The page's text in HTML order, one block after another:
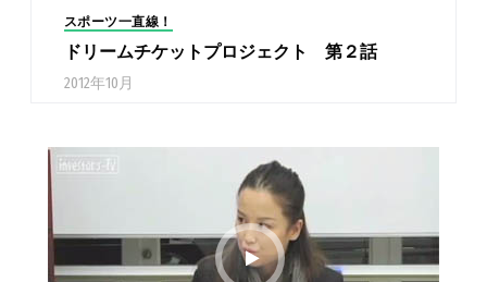
スポーツ一直線！
ドリームチケットプロジェクト 第２話
2012年10月